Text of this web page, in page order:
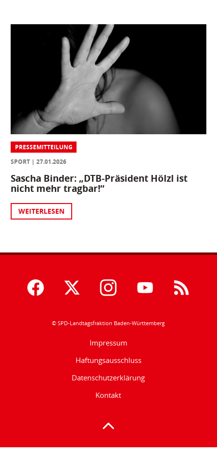
PRESSEMITTEILUNG
SPORT
27.01.2026
Sascha Binder: „DTB-Präsident Hölzl ist
nicht mehr tragbar!“
WEITERLESEN
© SPD-Landtagsfraktion Baden-Württemberg
Impressum
Haftungsausschluss
Datenschutzerklärung
Kontakt